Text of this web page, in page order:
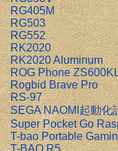
RG405M
RG503
RG552
RK2020
RK2020 Aluminum
ROG Phone
Rogbid Brave Pro
RS-97
SEGA NAOMI起動化
Super Pocket Go
T-bao Portable
T-BAO R5